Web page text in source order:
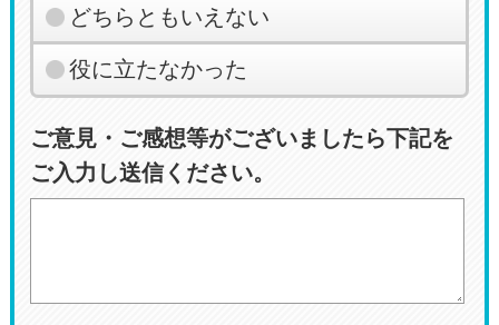
どちらともいえない
役に立たなかった
ご意見・ご感想等がございましたら下記を
ご入力し送信ください。